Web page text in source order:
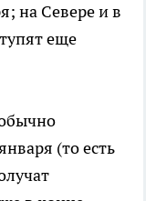
на Севере и в
еще
(то есть